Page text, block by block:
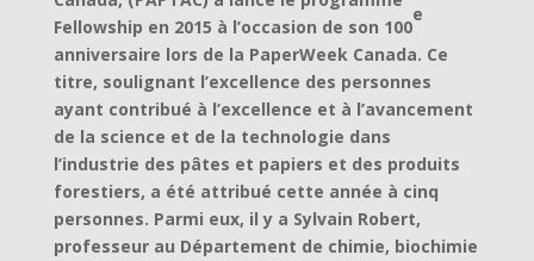
Fellowship en 2015 à l’occasion de son 100
e
anniversaire lors de la PaperWeek Canada. Ce
titre, soulignant l’excellence des personnes
ayant contribué à l’excellence et à l’avancement
de la science et de la technologie dans
l’industrie des pâtes et papiers et des produits
forestiers, a été attribué cette année à cinq
personnes. Parmi eux, il y a Sylvain Robert,
professeur au Département de chimie, biochimie